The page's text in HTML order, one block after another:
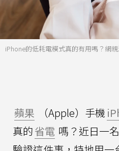
iPhone的低耗電模式真的有用嗎？網
蘋果 （Apple）手機
真的省電 嗎？近日一